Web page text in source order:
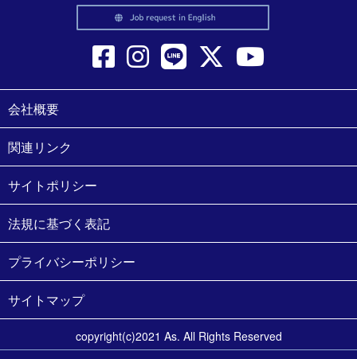
会社概要
関連リンク
サイトポリシー
法規に基づく表記
プライバシーポリシー
サイトマップ
copyright(c)2021 As. All Rights Reserved